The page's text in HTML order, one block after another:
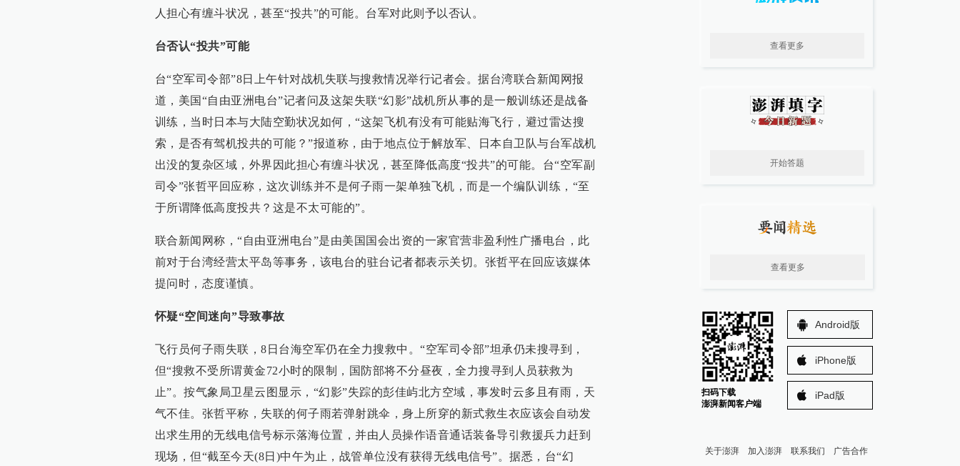
人担心有缠斗状况，甚至“投共”的可能。台军对此则予以否认。
台否认“投共”可能
台“空军司令部”8日上午针对战机失联与搜救情况举行记者会。据台湾联合新闻网报
道，美国“自由亚洲电台”记者问及这架失联“幻影”战机所从事的是一般训练还是战备
训练，当时日本与大陆空勤状况如何，“这架飞机有没有可能贴海飞行，避过雷达搜
索，是否有驾机投共的可能？”报道称，由于地点位于解放军、日本自卫队与台军战机
出没的复杂区域，外界因此担心有缠斗状况，甚至降低高度“投共”的可能。台“空军副
司令”张哲平回应称，这次训练并不是何子雨一架单独飞机，而是一个编队训练，“至
于所谓降低高度投共？这是不太可能的”。
联合新闻网称，“自由亚洲电台”是由美国国会出资的一家官营非盈利性广播电台，此
前对于台湾经营太平岛等事务，该电台的驻台记者都表示关切。张哲平在回应该媒体
提问时，态度谨慎。
怀疑“空间迷向”导致事故
飞行员何子雨失联，8日台海空军仍在全力搜救中。“空军司令部”坦承仍未搜寻到，
但“搜救不受所谓黄金72小时的限制，国防部将不分昼夜，全力搜寻到人员获救为
止”。按气象局卫星云图显示，“幻影”失踪的彭佳屿北方空域，事发时云多且有雨，天
气不佳。张哲平称，失联的何子雨若弹射跳伞，身上所穿的新式救生衣应该会自动发
出求生用的无线电信号标示落海位置，并由人员操作语音通话装备导引救援兵力赶到
现场，但“截至今天(8日)中午为止，战管单位没有获得无线电信号”。据悉，台“幻
查看更多
开始答题
查看更多
扫码下载
澎湃新闻客户端
Android版
iPhone版
iPad版
关于澎湃 加入澎湃 联系我们 广告合作